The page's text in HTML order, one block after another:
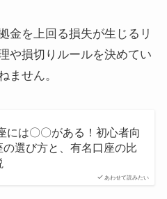
金を上回る損失が生じるリ
や損切りルールを決めてい
ません。
あわせて読みたい
には〇〇がある！初心者向
の選び方と、有名口座の比